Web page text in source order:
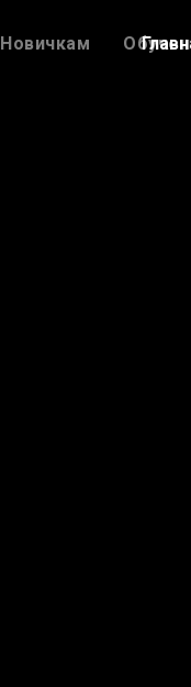
Новичкам